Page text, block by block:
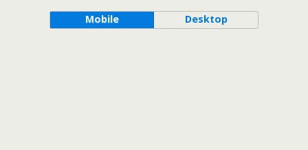
Mobile Desktop